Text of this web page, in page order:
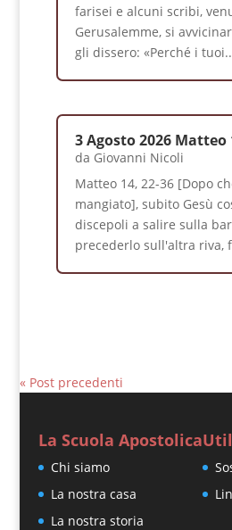
farisei e alcuni scribi,
Gerusalemme, si
gli dissero: «Perché i
3 Agosto 2026 Matteo
da Giovanni Nicoli
Matteo 14, 22-36 [Dopo
mangiato], subito Gesù
discepoli a salire sulla
precederlo sull'altra riva,
« Post precedenti
La Scuola Apostolica
Chi siamo
La nostra casa
La nostra storia